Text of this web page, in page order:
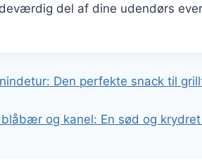
del af dine udendørs
Den perfekte snack til
og kanel: En sød og